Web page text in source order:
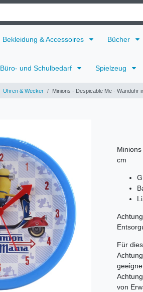
Bekleidung & Accessoires Bücher
Büro- und Schulbedarf Spielzeug
Uhren & Wecker Minions - Despicable Me - Wanduhr
cm
Für
von